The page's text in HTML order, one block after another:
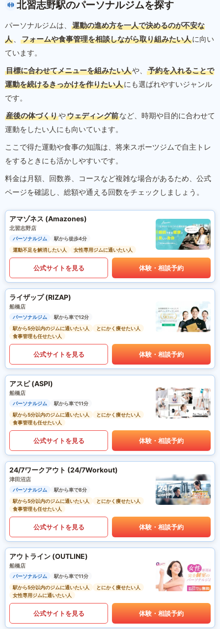
北習志野駅のパーソナルジムを探す
パーソナルジムは、
運動の進め方を一人で決めるのが不安な
人 、 フォームや食事管理を相談しながら取り組みたい人に向い
ています。
目標に合わせてメニューを組みたい人や、
予約を入れることで
運動を続けるきっかけを作りたい人にも選ばれやすいジャンル
です。
産後の体づくりやウェディング前など、時期や目的に合わせて
運動をしたい人にも向いています。
ここで得た運動や食事の知識は、将来スポーツジムで自主トレ
をするときにも活かしやすいです。
料金は月額、回数券、コースなど複雑な場合があるため、公式
ページを確認し、総額や通える回数をチェックしましょう。
アマゾネス (Amazones)
北習志野店
パーソナルジム
駅から徒歩4分
運動不足を解消したい人
女性専用ジムに通いたい人
公式サイトを見る 体験・相談予約
ライザップ (RIZAP)
船橋店
パーソナルジム
駅から車で12分
駅から5分以内のジムに通いたい人
とにかく痩せたい人
食事管理も任せたい人
公式サイトを見る 体験・相談予約
アスピ (ASPI)
船橋店
パーソナルジム
駅から車で11分
駅から5分以内のジムに通いたい人
とにかく痩せたい人
食事管理も任せたい人
公式サイトを見る 体験・相談予約
24/7ワークアウト (24/7Workout)
津田沼店
パーソナルジム
駅から車で8分
駅から5分以内のジムに通いたい人
とにかく痩せたい人
食事管理も任せたい人
公式サイトを見る 体験・相談予約
アウトライン (OUTLINE)
船橋店
パーソナルジム
駅から車で11分
駅から5分以内のジムに通いたい人
とにかく痩せたい人
女性専用ジムに通いたい人
公式サイトを見る 体験・相談予約